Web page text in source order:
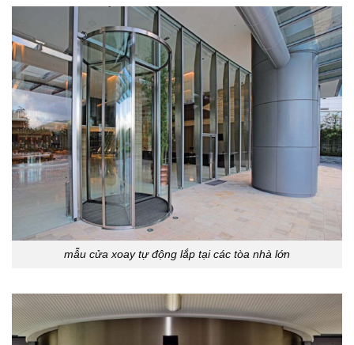
mẫu cửa xoay tự động lắp tại các tòa nhà lớn